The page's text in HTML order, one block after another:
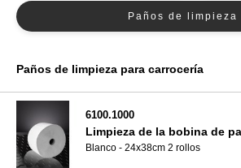
Paños de limpieza
Paños de limpieza para carrocería
6100.1000
Limpieza de la bobina de
Blanco - 24x38cm 2 rollos